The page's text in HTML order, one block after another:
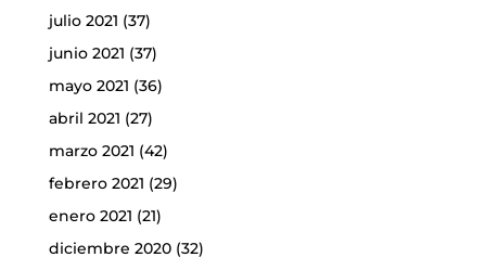
julio 2021 (37)
junio 2021 (37)
mayo 2021 (36)
abril 2021 (27)
marzo 2021 (42)
febrero 2021 (29)
enero 2021 (21)
diciembre 2020(32)